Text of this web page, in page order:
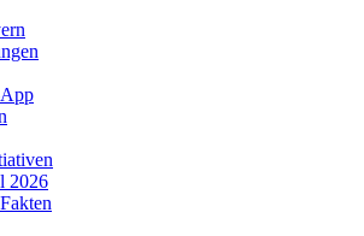
2026